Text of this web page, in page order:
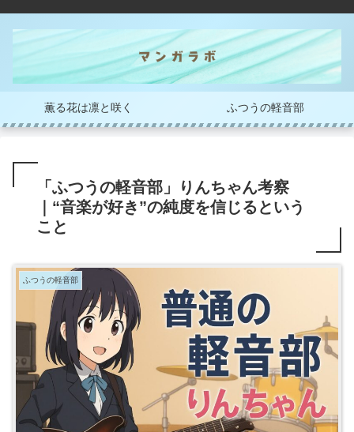
薫る花は凛と咲く ふつうの軽音部
「ふつうの軽音部」りんちゃん考察
｜“音楽が好き”の純度を信じるという
こと
ふつうの軽音部